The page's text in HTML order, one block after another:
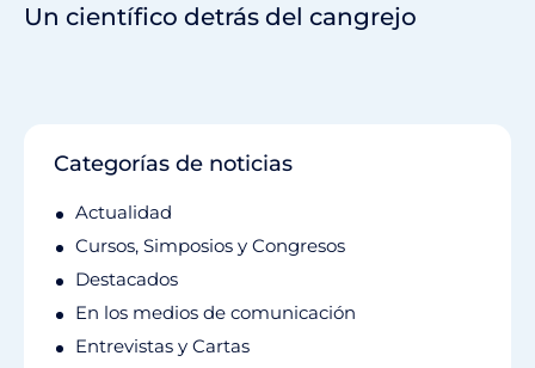
Un científico detrás del cangrejo
Categorías de noticias
Actualidad
Cursos, Simposios y Congresos
Destacados
En los medios de comunicación
Entrevistas y Cartas